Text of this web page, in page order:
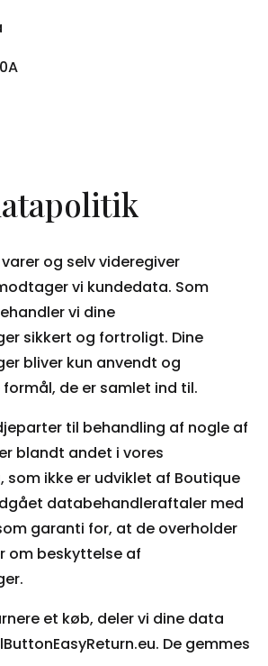
og selv videregiver
vi kundedata. Som
vi dine
sikkert og fortroligt. Dine
bliver kun anvendt og
de er samlet ind til.
til behandling af nogle af
blandt andet i vores
ikke er udviklet af Boutique
databehandleraftaler med
garanti for, at de overholder
om beskyttelse af
et køb, deler vi dine data
De gemmes